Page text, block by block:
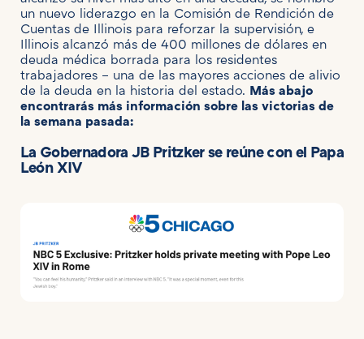
un nuevo liderazgo en la Comisión de Rendición de
Cuentas de Illinois para reforzar la supervisión, e
Illinois alcanzó más de 400 millones de dólares en
deuda médica borrada para los residentes
trabajadores – una de las mayores acciones de alivio
de la deuda en la historia del estado. Más abajo
encontrarás más información sobre las victorias de
la semana pasada:
La Gobernadora JB Pritzker se reúne con el Papa
León XIV